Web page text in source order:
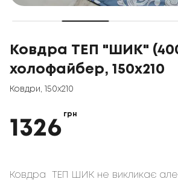
Ковдра ТЕП "ШИК"
холофайбер, 150x210
Ковдри 150x210
1326
грн
Ковдра ТЕП ШИК не викликає